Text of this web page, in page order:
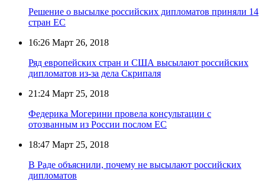
Решение о высылке российских дипломатов приняли 14
стран ЕС
16:26 Март 26, 2018
Ряд европейских стран и США высылают российских
дипломатов из-за дела Скрипаля
21:24 Март 25, 2018
Федерика Могерини провела консультации с
отозванным из России послом ЕС
18:47 Март 25, 2018
В Раде объяснили, почему не высылают российских
дипломатов